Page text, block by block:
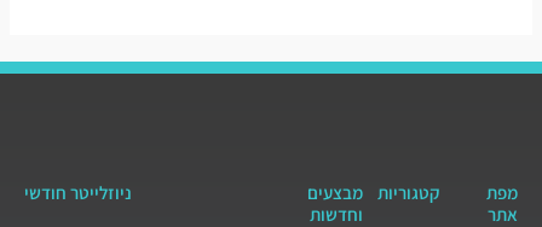
מפת
אתר
קטגוריות
מבצעים
וחדשות
ניוזלייטר חודשי